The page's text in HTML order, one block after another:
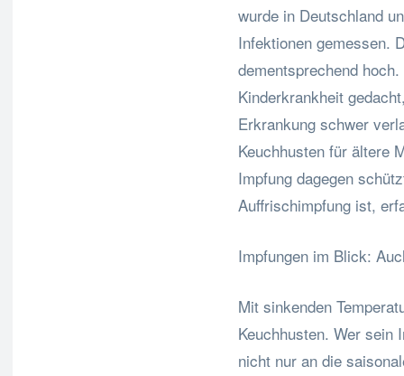
wurde in Deutschland
Infektionen gemessen.
dementsprechend
Kinderkrankheit
Erkrankung schwer
Keuchhusten für ältere
Impfung dagegen
Auffrischimpfung ist,
Impfungen im Blick:
Mit sinkenden
Keuchhusten. Wer
nicht nur an die